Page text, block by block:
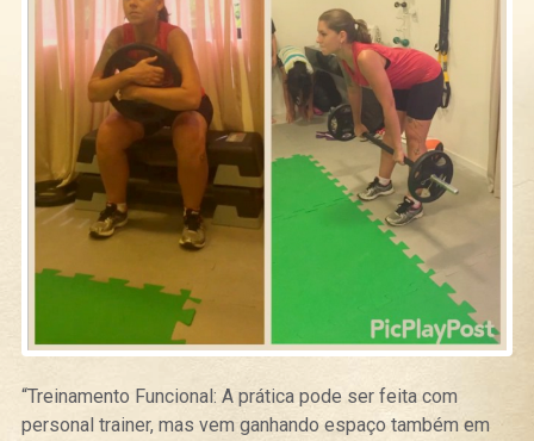
“Treinamento Funcional: A prática pode ser feita com
personal trainer, mas vem ganhando espaço também em